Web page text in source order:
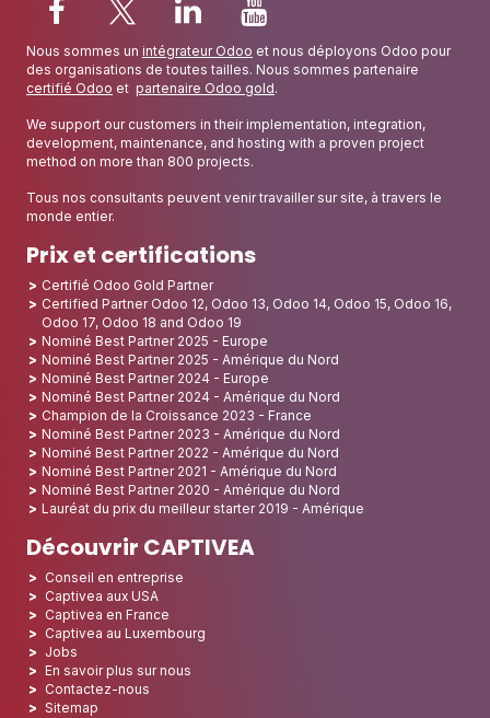
Nous sommes un intégrateur Odoo et nous déployons Odoo pour
des organisations de toutes tailles. Nous sommes partenaire
certifié Odoo et partenaire Odoo gold.
We support our customers in their implementation, integration,
development, maintenance, and hosting with a proven project
method on more than 800 projects.
Tous nos consultants peuvent venir travailler sur site, à travers le
monde entier.
Prix et certifications
Certifié Odoo Gold Partner
Certified Partner Odoo 12, Odoo 13, Odoo 14, Odoo 15, Odoo 16,
Odoo 17, Odoo 18 and Odoo 19
Nominé Best Partner 2025 - Europe
Nominé Best Partner 2025 - Amérique du Nord
Nominé Best Partner 2024 - Europe
Nominé Best Partner 2024 - Amérique du Nord
Champion de la Croissance 2023 - France
Nominé Best Partner 2023 - Amérique du Nord
Nominé Best Partner 2022 - Amérique du Nord
Nominé Best Partner 2021 - Amérique du Nord
Nominé Best Partner 2020 - Amérique du Nord
Lauréat du prix du meilleur starter 2019 - Amérique
Découvrir CAPTIVEA
Conseil en entreprise
Captivea aux USA
Captivea en France
Captivea au Luxembourg
Jobs
En savoir plus sur nous
Contactez-nous
Sitemap